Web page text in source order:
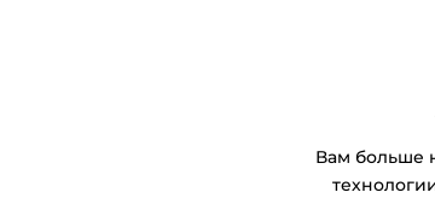
Вам больше